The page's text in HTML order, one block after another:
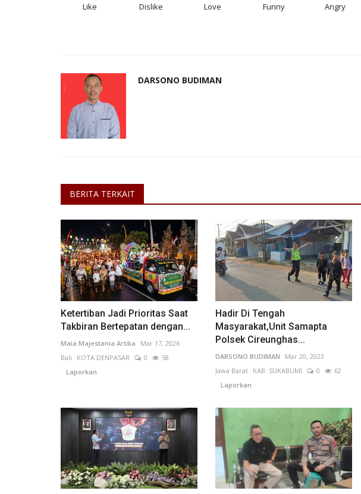
Like Dislike Love Funny Angry
DARSONO BUDIMAN
BERITA TERKAIT
Ketertiban Jadi Prioritas Saat
Takbiran Bertepatan dengan...
Maia Majestania Artika
Mar 17, 2026
Bali
KOTA DENPASAR 0
58
Laporkan
Hadir Di Tengah
Masyarakat,Unit Samapta
Polsek Cireunghas...
DARSONO BUDIMAN
Mar 20, 2023
Jawa Barat
KAB. SUKABUMI 0
62
Laporkan